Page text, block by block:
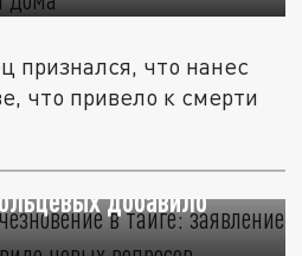
признался, что нанес
что привело к смерти
в тайге:
добавило